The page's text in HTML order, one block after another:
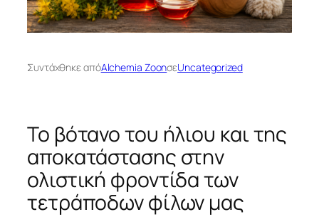
Συντάχθηκε απόAlchemia ZoonσεUncategorized
Το βότανο του ήλιου και της
αποκατάστασης στην
ολιστική φροντίδα των
τετράποδων φίλων μας